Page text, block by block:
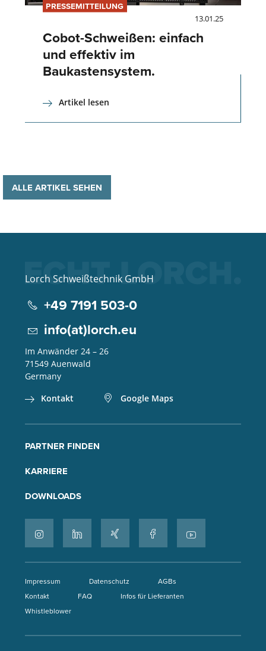
PRESSEMITTEILUNG
13.01.25
Cobot-Schweißen: einfach
und effektiv im
Baukastensystem.
Artikel lesen
ALLE ARTIKEL SEHEN
Lorch Schweißtechnik GmbH
+49 7191 503-0
info(at)lorch.eu
Im Anwänder 24 – 26
71549 Auenwald
Germany
Kontakt
Google Maps
PARTNER FINDEN
KARRIERE
DOWNLOADS
Impressum Datenschutz
AGBs
Kontakt
FAQ
Infos für Lieferanten
Whistleblower